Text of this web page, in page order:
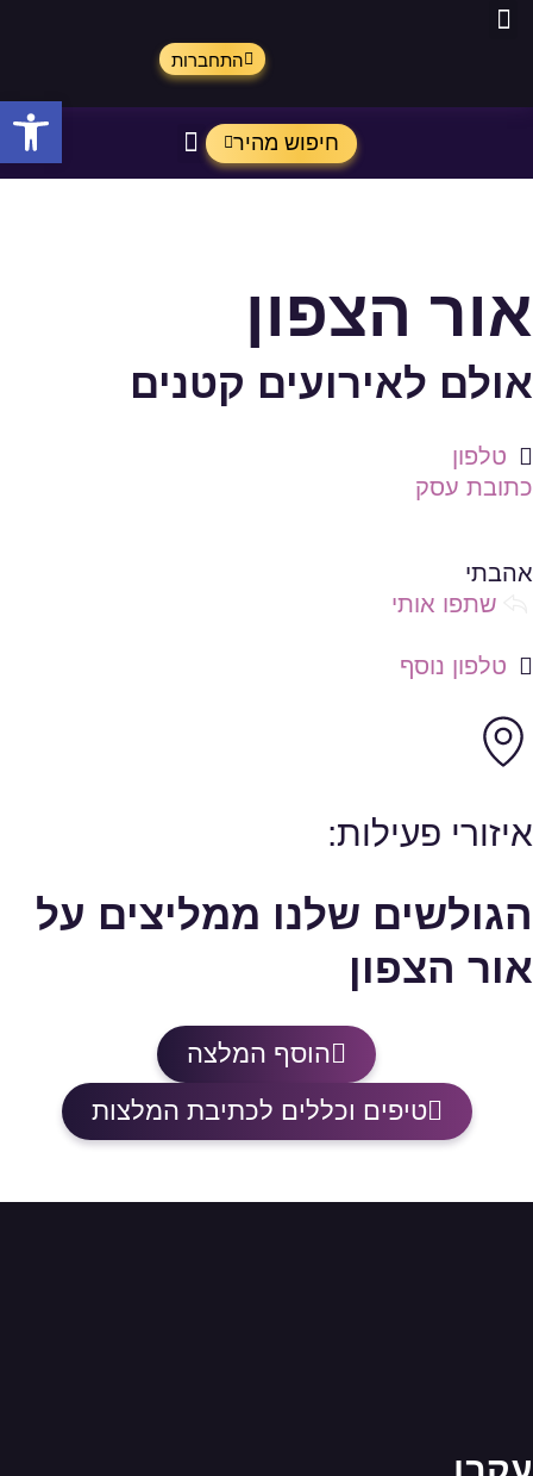
התחברות
חיפוש מהיר
אור הצפון
אולם לאירועים קטנים
טלפון
כתובת עסק
שמירה ברשימת מועדפים
אהבתי
שתפו אותי
טלפון נוסף
איזורי פעילות:
הגולשים שלנו ממליצים על
אור הצפון
הוסף המלצה
טיפים וכללים לכתיבת המלצות